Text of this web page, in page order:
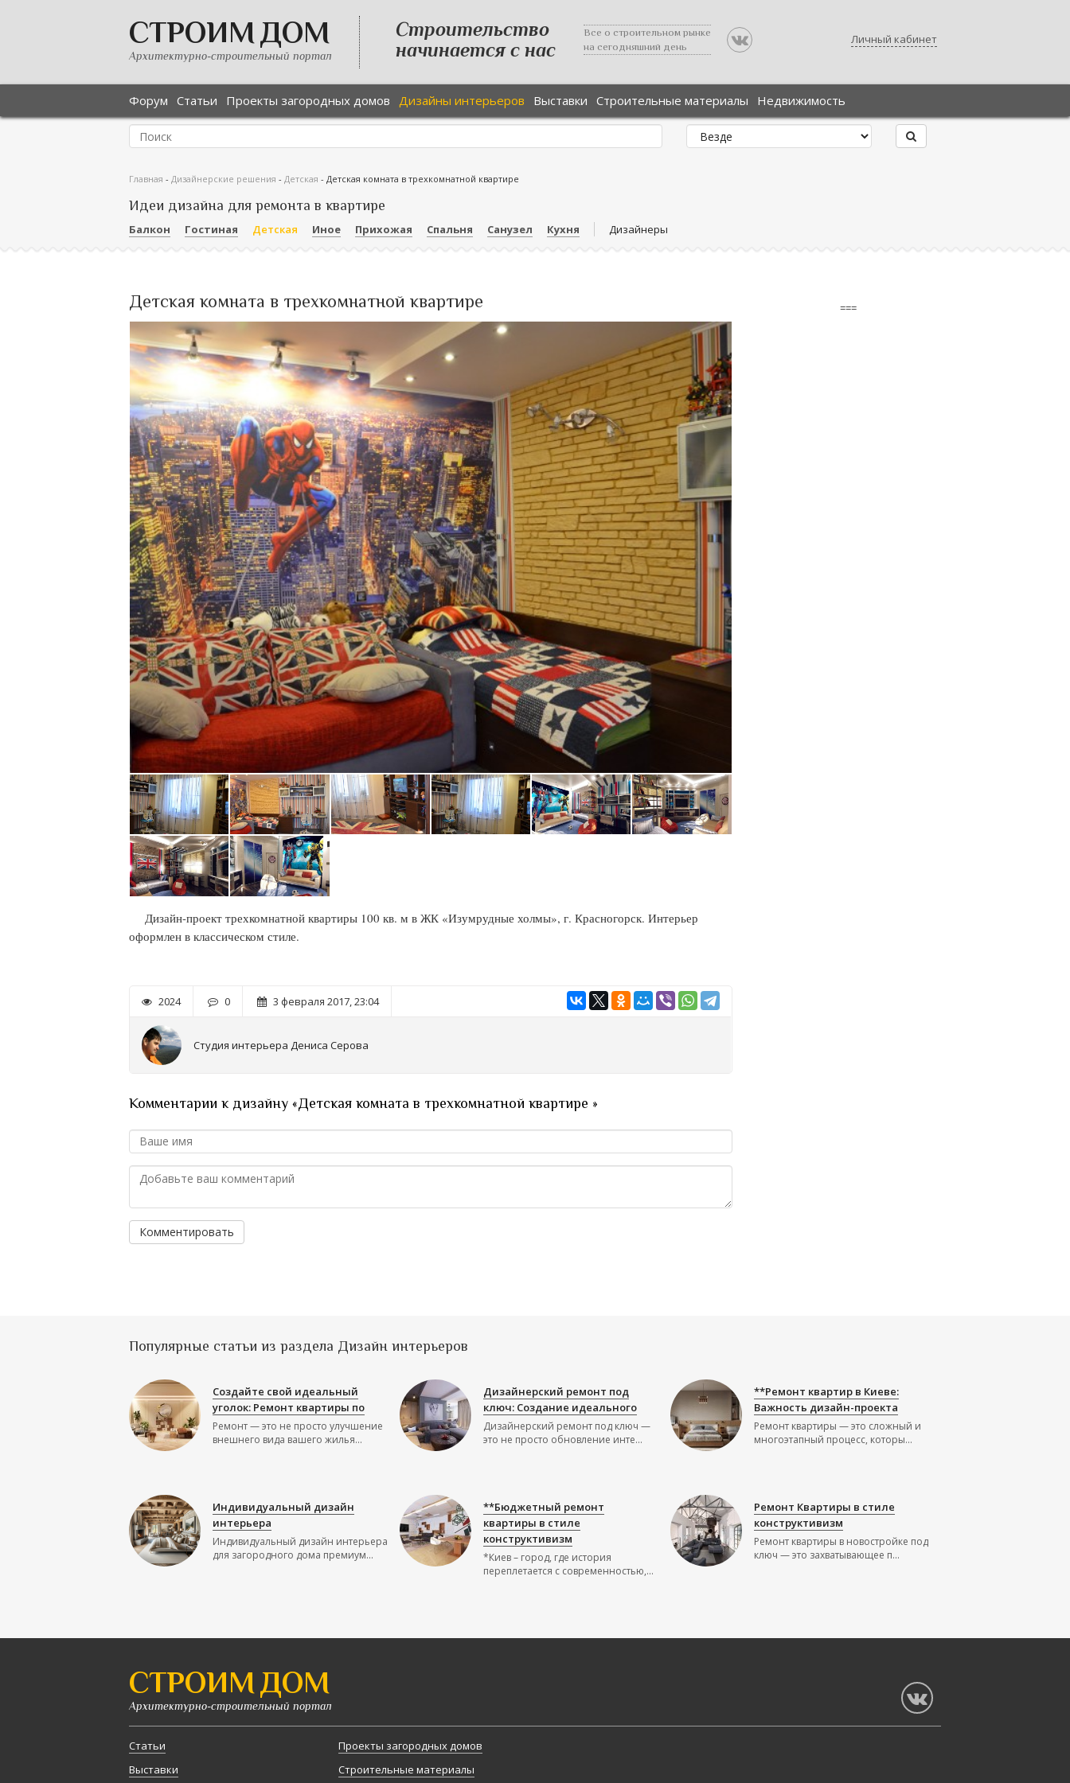
СТРОИМ ДОМ
Архитектурно-строительный портал
Строительство
начинается с нас
Все о строительном рынке
на сегодняшний день
Личный кабинет
Форум Статьи Проекты загородных домов Дизайны интерьеров Выставки Строительные материалы Недвижимость
Главная - Дизайнерские решения - Детская - Детская комната в трехкомнатной квартире
Идеи дизайна для ремонта в квартире
Балкон Гостиная Детская Иное Прихожая Спальня Санузел Кухня Дизайнеры
Детская комната в трехкомнатной квартире
Дизайн-проект трехкомнатной квартиры 100 кв. м в ЖК «Изумрудные холмы», г. Красногорск. Интерьер
оформлен в классическом стиле.
2024 0 3 февраля 2017, 23:04
Студия интерьера Дениса Серова
Комментарии к дизайну «Детская комната в трехкомнатной квартире »
Комментировать
===
Популярные статьи из раздела Дизайн интерьеров
Создайте свой идеальный
уголок: Ремонт квартиры по
Ремонт — это не просто улучшение
внешнего вида вашего жилья...
Дизайнерский ремонт под
ключ: Создание идеального
Дизайнерский ремонт под ключ —
это не просто обновление инте...
**Ремонт квартир в Киеве:
Важность дизайн-проекта
Ремонт квартиры — это сложный и
многоэтапный процесс, которы...
Индивидуальный дизайн
интерьера
Индивидуальный дизайн интерьера
для загородного дома премиум...
**Бюджетный ремонт
квартиры в стиле
конструктивизм
*Киев – город, где история
переплетается с современностью,...
Ремонт Квартиры в стиле
конструктивизм
Ремонт квартиры в новостройке под
ключ — это захватывающее п...
СТРОИМ ДОМ
Архитектурно-строительный портал
Статьи
Выставки
Проекты загородных домов
Строительные материалы